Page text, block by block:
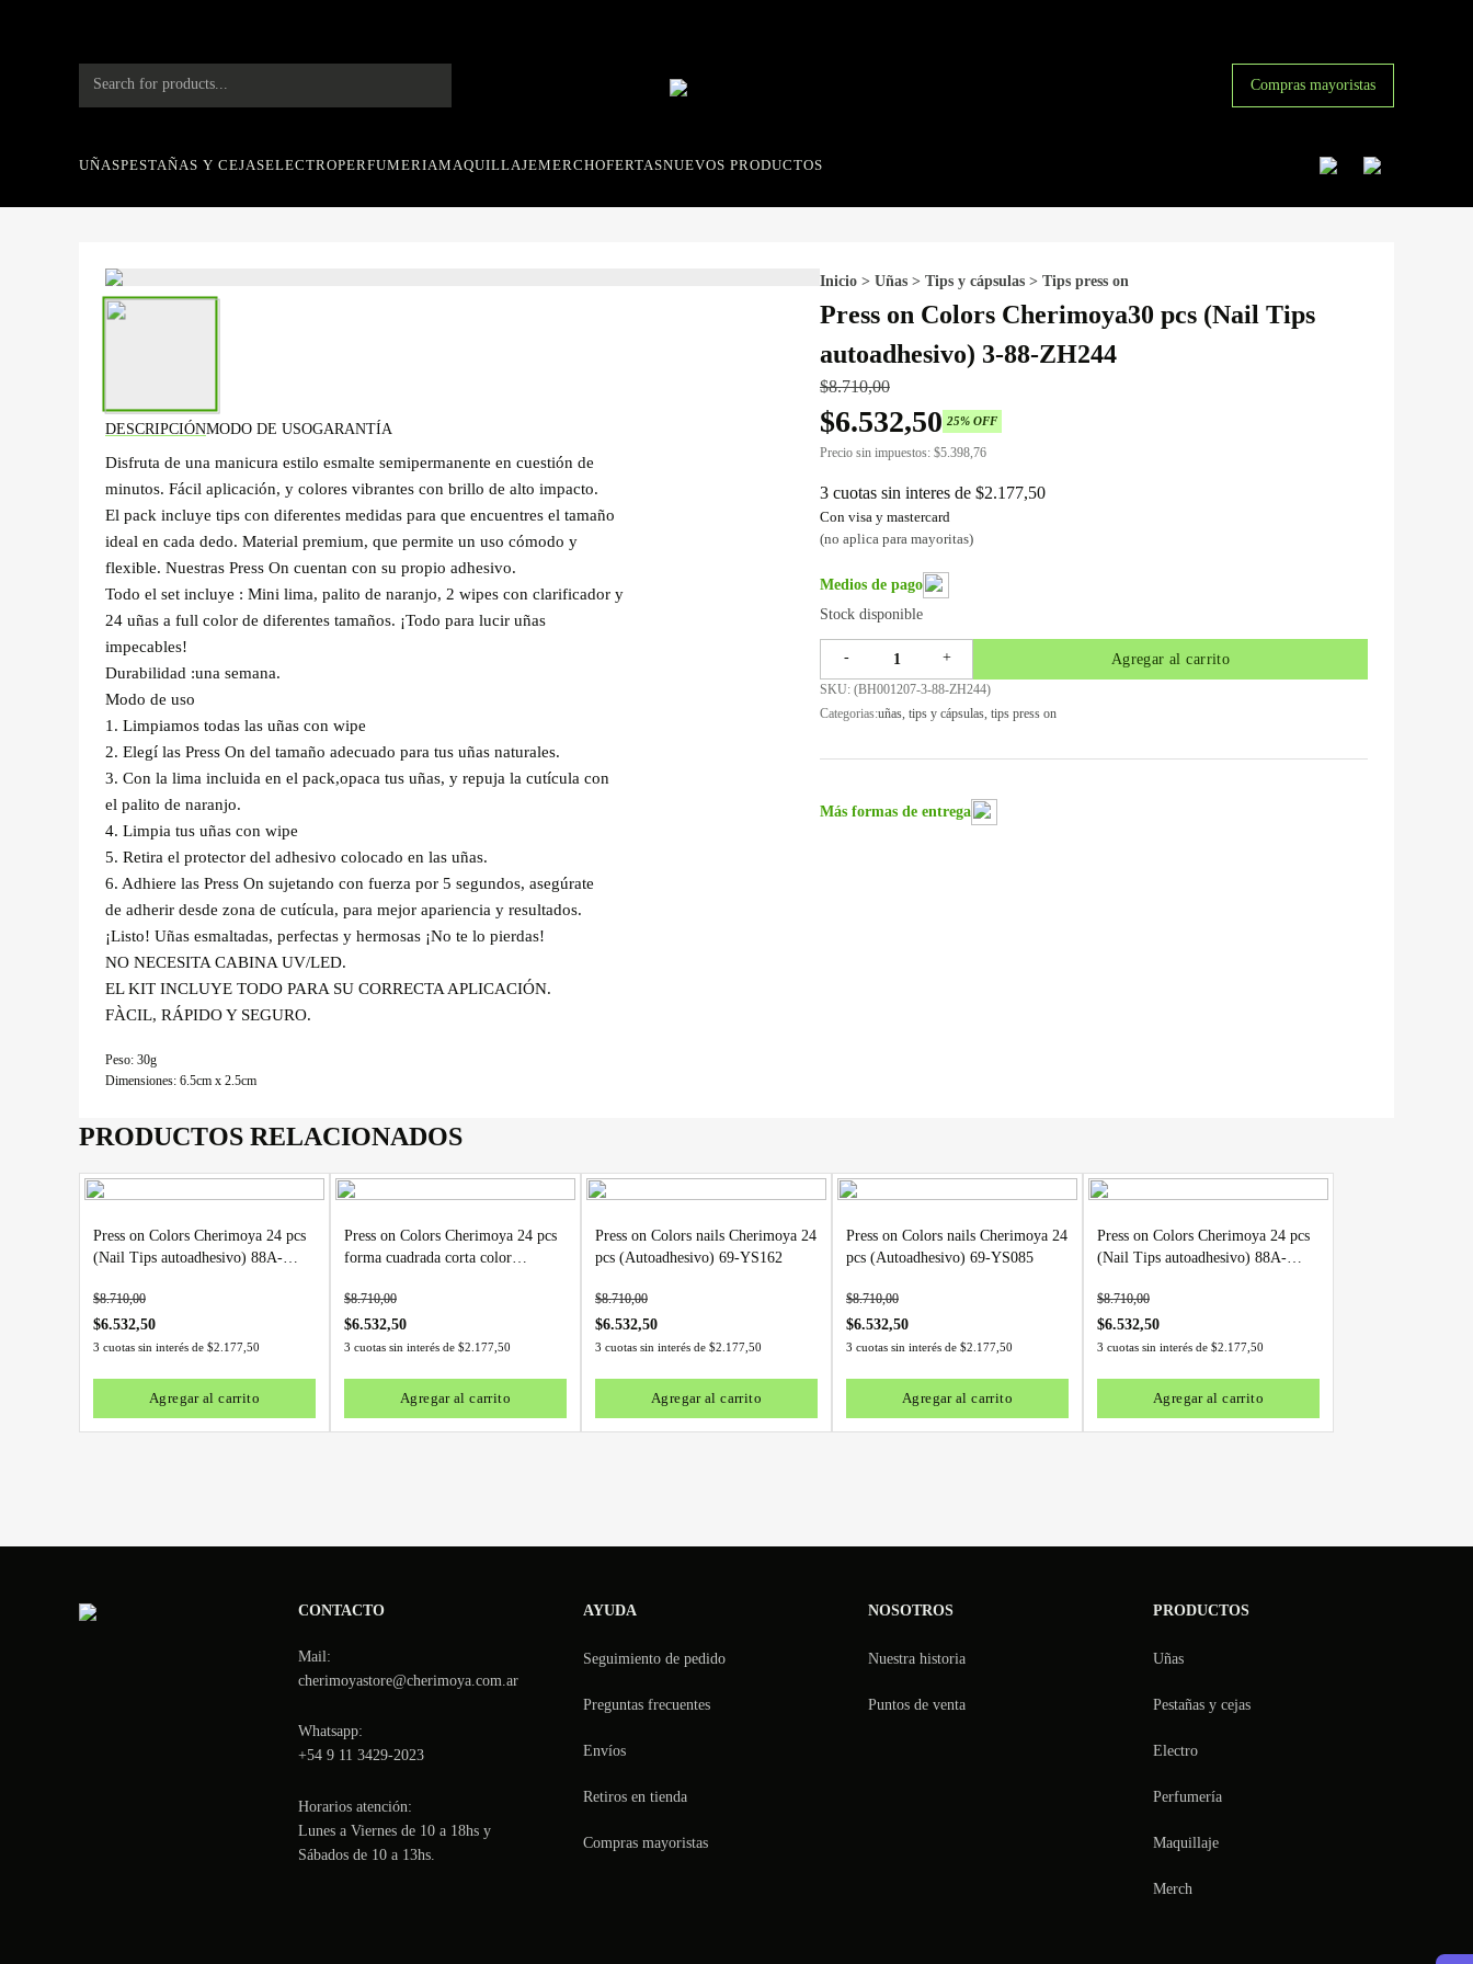
Products
search
Compras mayoristas
UÑASPESTAÑAS Y CEJASELECTROPERFUMERIAMAQUILLAJEMERCHOFERTASNUEVOS PRODUCTOS
DESCRIPCIÓNMODO DE USOGARANTÍA
Disfruta de una manicura estilo esmalte semipermanente en cuestión de
minutos. Fácil aplicación, y colores vibrantes con brillo de alto impacto.
El pack incluye tips con diferentes medidas para que encuentres el tamaño
ideal en cada dedo. Material premium, que permite un uso cómodo y
flexible. Nuestras Press On cuentan con su propio adhesivo.
Todo el set incluye : Mini lima, palito de naranjo, 2 wipes con clarificador y
24 uñas a full color de diferentes tamaños. ¡Todo para lucir uñas
impecables!
Durabilidad :una semana.
Modo de uso
1. Limpiamos todas las uñas con wipe
2. Elegí las Press On del tamaño adecuado para tus uñas naturales.
3. Con la lima incluida en el pack,opaca tus uñas, y repuja la cutícula con
el palito de naranjo.
4. Limpia tus uñas con wipe
5. Retira el protector del adhesivo colocado en las uñas.
6. Adhiere las Press On sujetando con fuerza por 5 segundos, asegúrate
de adherir desde zona de cutícula, para mejor apariencia y resultados.
¡Listo! Uñas esmaltadas, perfectas y hermosas ¡No te lo pierdas!
NO NECESITA CABINA UV/LED.
EL KIT INCLUYE TODO PARA SU CORRECTA APLICACIÓN.
FÀCIL, RÁPIDO Y SEGURO.
Peso: 30g
Dimensiones: 6.5cm x 2.5cm
Inicio > Uñas > Tips y cápsulas > Tips press on
Press on Colors Cherimoya30 pcs (Nail Tips
autoadhesivo) 3-88-ZH244
$8.710,00
$6.532,50 25% OFF
Precio sin impuestos: $5.398,76
3 cuotas sin interes de $2.177,50
Con visa y mastercard
(no aplica para mayoritas)
Medios de pago
Stock disponible
- + Agregar al carrito
SKU: (BH001207-3-88-ZH244)
Categorias:uñas, tips y cápsulas, tips press on
Más formas de entrega
PRODUCTOS RELACIONADOS
Press on Colors Cherimoya 24 pcs
(Nail Tips autoadhesivo) 88A-
$8.710,00
$6.532,50
3 cuotas sin interés de $2.177,50
Agregar al carrito
Press on Colors Cherimoya 24 pcs
forma cuadrada corta color
$8.710,00
$6.532,50
3 cuotas sin interés de $2.177,50
Agregar al carrito
Press on Colors nails Cherimoya 24
pcs (Autoadhesivo) 69-YS162
$8.710,00
$6.532,50
3 cuotas sin interés de $2.177,50
Agregar al carrito
Press on Colors nails Cherimoya 24
pcs (Autoadhesivo) 69-YS085
$8.710,00
$6.532,50
3 cuotas sin interés de $2.177,50
Agregar al carrito
Press on Colors Cherimoya 24 pcs
(Nail Tips autoadhesivo) 88A-
$8.710,00
$6.532,50
3 cuotas sin interés de $2.177,50
Agregar al carrito
CONTACTO
Mail:
cherimoyastore@cherimoya.com.ar
Whatsapp:
+54 9 11 3429-2023
Horarios atención:
Lunes a Viernes de 10 a 18hs y
Sábados de 10 a 13hs.
AYUDA
Seguimiento de pedido
Preguntas frecuentes
Envíos
Retiros en tienda
Compras mayoristas
NOSOTROS
Nuestra historia
Puntos de venta
PRODUCTOS
Uñas
Pestañas y cejas
Electro
Perfumería
Maquillaje
Merch